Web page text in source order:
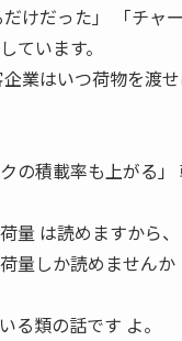
けだった」 「チャ
ています。
業はいつ荷物を渡
積載率も上がる」
量 は読めますから
量しか読めません
る類の話です よ。